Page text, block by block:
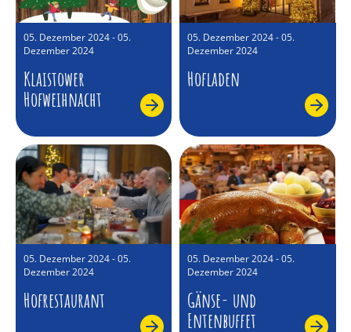
05. Dezember 2024 - 05.
Dezember 2024
Klaistower
Hofweihnacht
05. Dezember 2024 - 05.
Dezember 2024
Hofladen
05. Dezember 2024 - 05.
Dezember 2024
Hofrestaurant
05. Dezember 2024 - 05.
Dezember 2024
Gänse- und
Entenbuffet